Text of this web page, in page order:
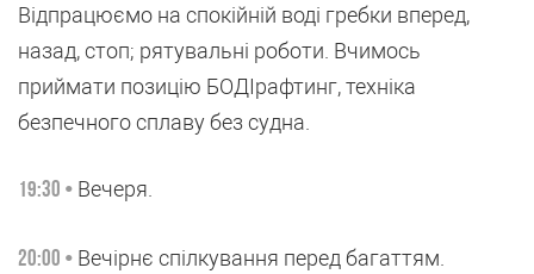
Відпрацюємо на спокійній воді гребки вперед,
назад, стоп; рятувальні роботи. Вчимось
приймати позицію БОДІрафтинг, техніка
безпечного сплаву без судна.
19:30 • Вечеря.
20:00 • Вечірнє спілкування перед багаттям.